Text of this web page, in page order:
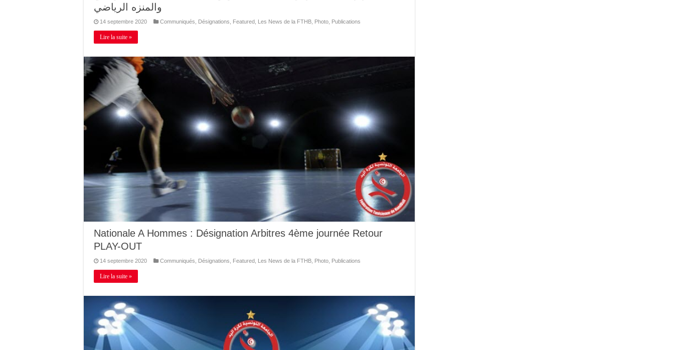
والمنزه الرياضي
14 septembre 2020 Communiqués Désignations Featured Les News de la FTHB Photo Publications
Lire la suite »
Nationale A Hommes : Désignation Arbitres 4ème journée Retour
PLAY-OUT
14 septembre 2020 Communiqués Désignations Featured Les News de la FTHB Photo Publications
Lire la suite »